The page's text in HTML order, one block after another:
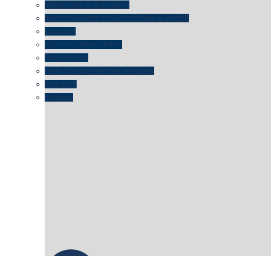
Menschen in Schildgen
Menschenkette für Demokratie & Vielfalt
konzerte
Karneval Monochrom
Baumgefühl
mein Chargesheimer reloaded
time shift
Istanbul